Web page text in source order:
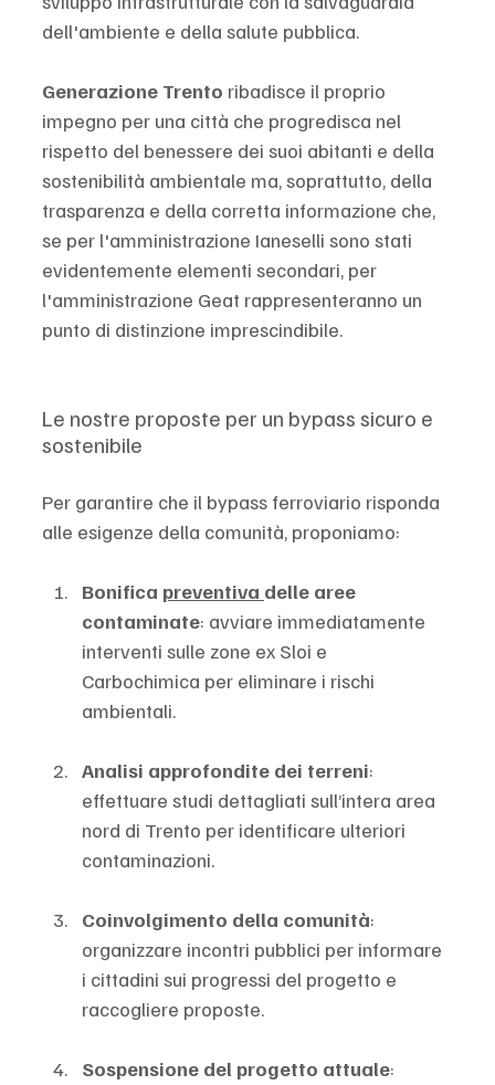
dell'ambiente e della salute pubblica.
Generazione Trento ribadisce il proprio
impegno per una città che progredisca nel
rispetto del benessere dei suoi abitanti e della
sostenibilità ambientale ma, soprattutto, della
trasparenza e della corretta informazione che,
se per l'amministrazione Ianeselli sono stati
evidentemente elementi secondari, per
l'amministrazione Geat rappresenteranno un
punto di distinzione imprescindibile.
Le nostre proposte per un bypass sicuro e
sostenibile
Per garantire che il bypass ferroviario risponda
alle esigenze della comunità, proponiamo:
Bonifica preventiva delle aree
contaminate: avviare immediatamente
interventi sulle zone ex Sloi e
Carbochimica per eliminare i rischi
ambientali.
Analisi approfondite dei terreni:
effettuare studi dettagliati sull’intera area
nord di Trento per identificare ulteriori
contaminazioni.
Coinvolgimento della comunità:
organizzare incontri pubblici per informare
i cittadini sui progressi del progetto e
raccogliere proposte.
Sospensione del progetto attuale: